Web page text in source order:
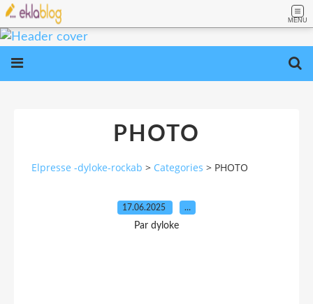
MENU
PHOTO
Elpresse -dyloke-rockab > Categories > PHOTO
17.06.2025 …
Par dyloke